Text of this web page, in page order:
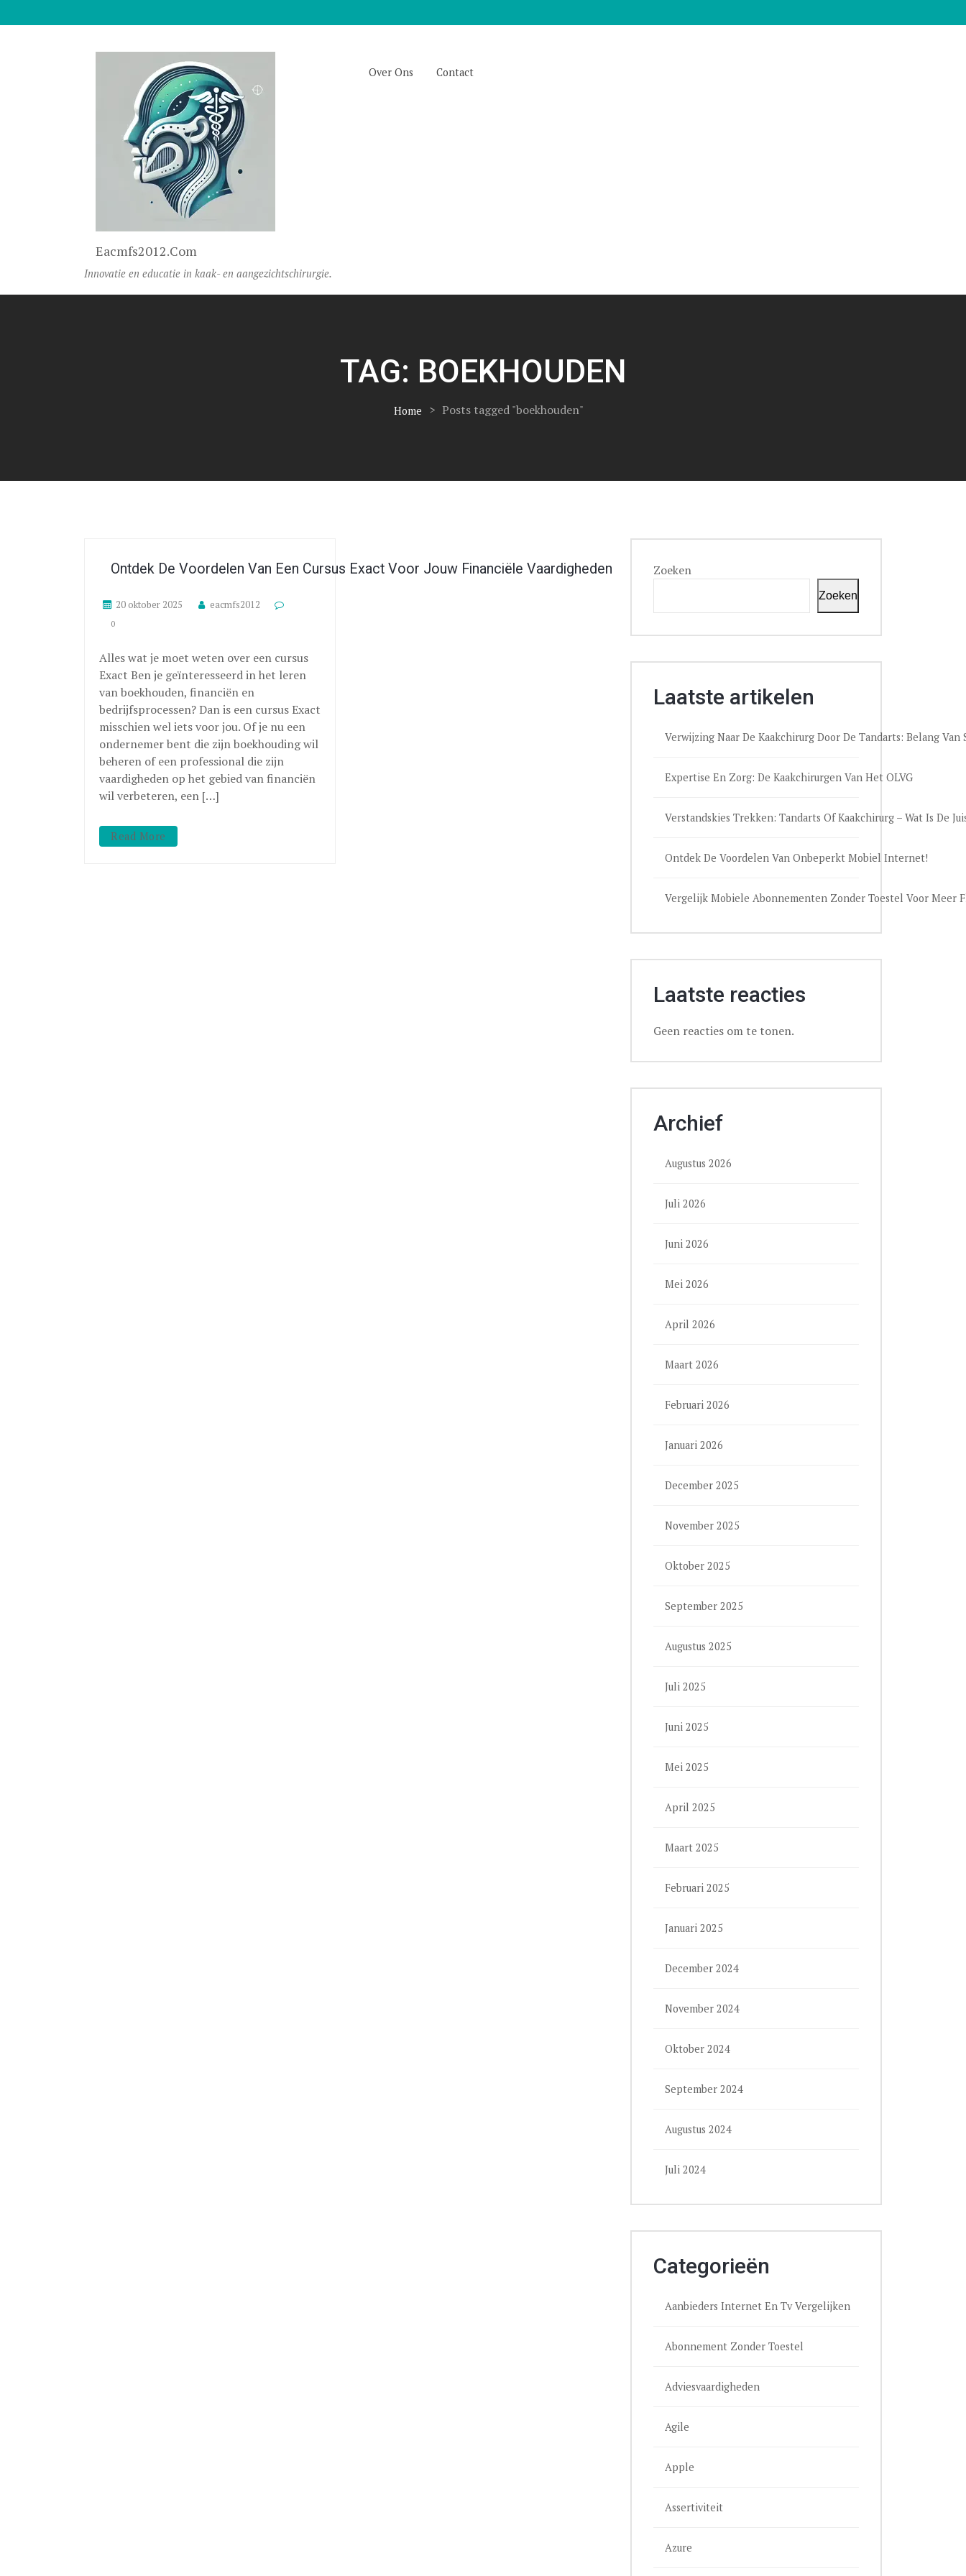
Eacmfs2012.com
Innovatie en educatie in kaak- en aangezichtschirurgie.
Over Ons Contact
TAG: BOEKHOUDEN
Home > Posts tagged "boekhouden"
Ontdek De Voordelen Van Een Cursus Exact Voor Jouw Financiële Vaardigheden
20 oktober 2025 eacmfs2012
0
Alles wat je moet weten over een cursus
Exact Ben je geïnteresseerd in het leren
van boekhouden, financiën en
bedrijfsprocessen? Dan is een cursus Exact
misschien wel iets voor jou. Of je nu een
ondernemer bent die zijn boekhouding wil
beheren of een professional die zijn
vaardigheden op het gebied van financiën
wil verbeteren, een […]
Read More
Zoeken
Zoeken
Laatste artikelen
Verwijzing Naar De Kaakchirurg Door De Tandarts: Belang
Expertise En Zorg: De Kaakchirurgen Van Het OLVG
Verstandskies Trekken: Tandarts Of Kaakchirurg – Wat Is De
Ontdek De Voordelen Van Onbeperkt Mobiel Internet!
Vergelijk Mobiele Abonnementen Zonder Toestel Voor Meer
Laatste reacties
Geen reacties om te tonen.
Archief
Augustus 2026
Juli 2026
Juni 2026
Mei 2026
April 2026
Maart 2026
Februari 2026
Januari 2026
December 2025
November 2025
Oktober 2025
September 2025
Augustus 2025
Juli 2025
Juni 2025
Mei 2025
April 2025
Maart 2025
Februari 2025
Januari 2025
December 2024
November 2024
Oktober 2024
September 2024
Augustus 2024
Juli 2024
Categorieën
Aanbieders Internet En Tv Vergelijken
Abonnement Zonder Toestel
Adviesvaardigheden
Agile
Apple
Assertiviteit
Azure